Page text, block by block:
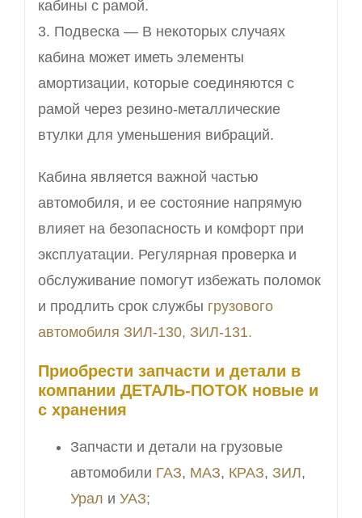
кабины с рамой.
3. Подвеска — В некоторых случаях
кабина может иметь элементы
амортизации, которые соединяются с
рамой через резино-металлические
втулки для уменьшения вибраций.
Кабина является важной частью
автомобиля, и ее состояние напрямую
влияет на безопасность и комфорт при
эксплуатации. Регулярная проверка и
обслуживание помогут избежать поломок
и продлить срок службы грузового
автомобиля ЗИЛ-130, ЗИЛ-131.
Приобрести запчасти и детали в
компании ДЕТАЛЬ-ПОТОК новые и
с хранения
Запчасти и детали на грузовые
автомобили ГАЗ, МАЗ, КРАЗ, ЗИЛ,
Урал и УАЗ;